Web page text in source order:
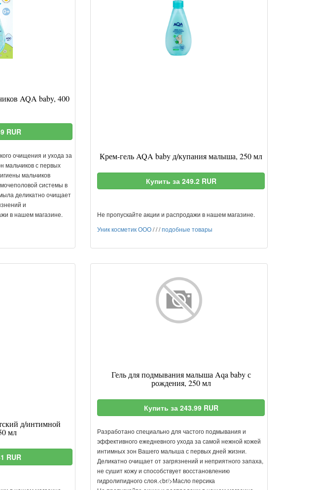
AQA baby, 400
RUR
очищения и ухода за
мальчиков с первых
мальчиков
системы в
деликатно очищает
и
в нашем магазине.
Крем-гель AQA baby д/купания малыша, 250 мл
Купить за 249.2 RUR
Не пропускайте акции и распродажи в нашем магазине.
Уник косметик ООО///подобные товары
д/интимной
мл
RUR
Гель для подмывания малыша Aqa baby с
рождения, 250 мл
Купить за 243.99 RUR
Разработано специально для частого подмывания и
эффективного ежедневного ухода за самой нежной кожей
интимных зон Вашего малыша с первых дней жизни.
Деликатно очищает от загрязнений и неприятного запаха,
не сушит кожу и способствует восстановлению
гидролипидного слоя.<br/>Масло персика